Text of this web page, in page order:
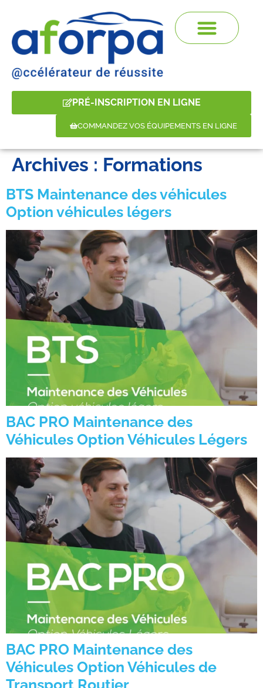
PRÉ-INSCRIPTION EN LIGNE
COMMANDEZ VOS ÉQUIPEMENTS EN LIGNE
Archives : Formations
BTS Maintenance des véhicules
Option véhicules légers
BAC PRO Maintenance des
Véhicules Option Véhicules Légers
BAC PRO Maintenance des
Véhicules Option Véhicules de